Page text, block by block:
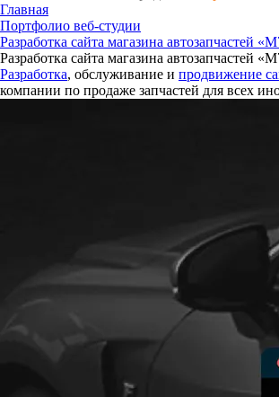
Главная
Портфолио веб-студии
Разработка сайта магазина автозапчастей
Разработка сайта магазина автозапчастей
Разработка, обслуживание и продвижение
компании по продаже запчастей для всех